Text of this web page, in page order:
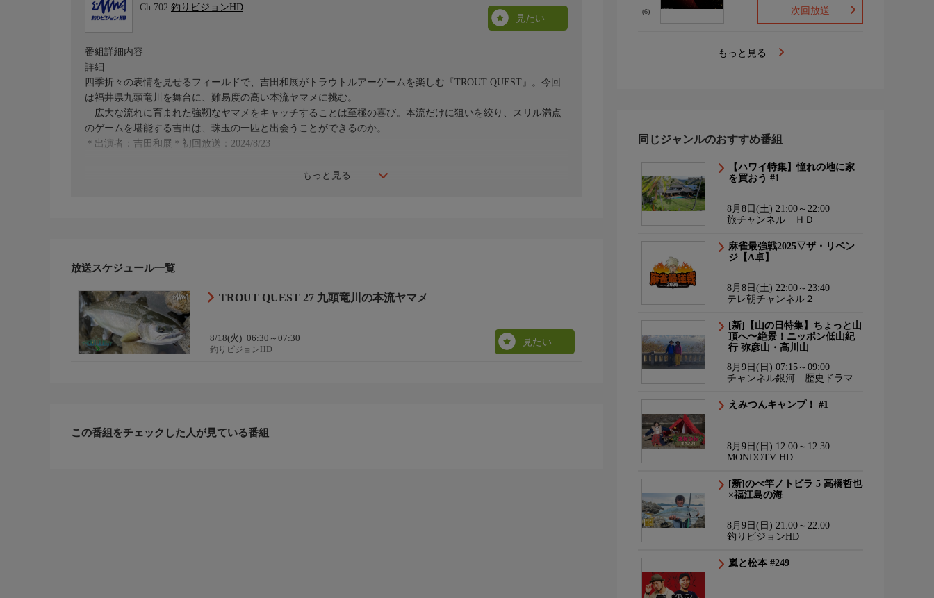
Ch.702 釣りビジョンHD
見たい
もっと見る
番組詳細内容
詳細
四季折々の表情を見せるフィールドで、吉田和展がトラウトルアーゲームを楽しむ『TROUT QUEST』。今回
は福井県九頭竜川を舞台に、難易度の高い本流ヤマメに挑む。
広大な流れに育まれた強靭なヤマメをキャッチすることは至極の喜び。本流だけに狙いを絞り、スリル満点
のゲームを堪能する吉田は、珠玉の一匹と出会うことができるのか。
＊出演者：吉田和展＊初回放送：2024/8/23
放送スケジュール一覧
TROUT QUEST 27 九頭竜川の本流ヤマメ
8/18(火) 06:30～07:30
釣りビジョンHD
見たい
この番組をチェックした人が見ている番組
(6) 次回放送
もっと見る
同じジャンルのおすすめ番組
【ハワイ特集】憧れの地に家
を買おう #1
8月8日(土) 21:00～22:00
旅チャンネル ＨＤ
麻雀最強戦2025▽ザ・リベン
ジ【A卓】
8月8日(土) 22:00～23:40
テレ朝チャンネル２
[新]【山の日特集】ちょっと山
頂へ〜絶景！ニッポン低山紀
行 弥彦山・高川山
8月9日(日) 07:15～09:00
チャンネル銀河 歴史ドラマ・
えみつんキャンプ！ #1
8月9日(日) 12:00～12:30
MONDOTV HD
[新]のべ竿ノトビラ 5 高橋哲也
×福江島の海
8月9日(日) 21:00～22:00
釣りビジョンHD
嵐と松本 #249